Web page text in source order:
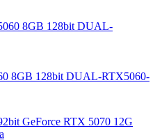
8GB 128bit DUAL-RTX5060-